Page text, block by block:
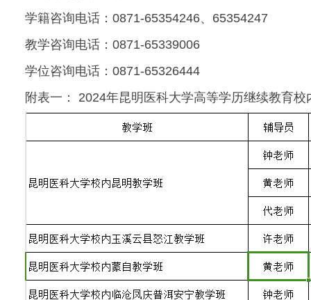
学籍咨询电话：0871-65354246、65354247
教学咨询电话：0871-65339006
学位咨询电话：0871-65326444
附表一： 2024年昆明医科大学高等学历继续教育校